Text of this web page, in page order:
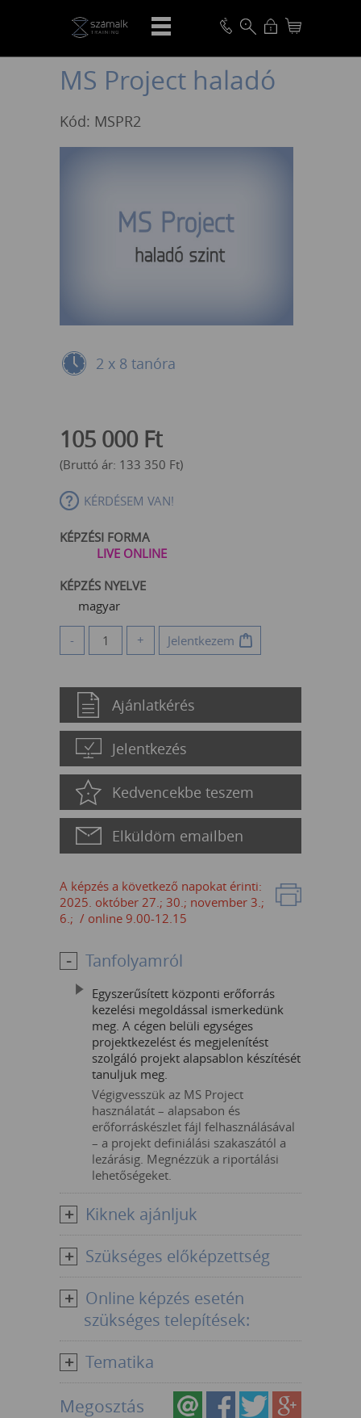
VISSZA
MS Project haladó
Kód: MSPR2
2 x 8 tanóra
105 000 Ft
(Bruttó ár: 133 350 Ft)
KÉRDÉSEM VAN!
KÉPZÉSI FORMA
LIVE ONLINE
KÉPZÉS NYELVE
magyar
- + Jelentkezem
Ajánlatkérés
Jelentkezés
Kedvencekbe teszem
Elküldöm emailben
A képzés a következő napokat érinti:
2025. október 27.; 30.; november 3.;
6.; / online 9.00-12.15
Tanfolyamról
Egyszerűsített központi erőforrás
kezelési megoldással ismerkedünk
meg. A cégen belüli egységes
projektkezelést és megjelenítést
szolgáló projekt alapsablon készítését
tanuljuk meg.
Végigvesszük az MS Project
használatát – alapsabon és
erőforráskészlet fájl felhasználásával
– a projekt definiálási szakaszától a
lezárásig. Megnézzük a riportálási
lehetőségeket.
Kiknek ajánljuk
Szükséges előképzettség
Online képzés esetén
szükséges telepítések:
Tematika
Megosztás